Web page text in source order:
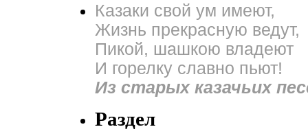
Казаки свой ум имеют,
Жизнь прекрасную ведут,
Пикой, шашкою владеют
И горелку славно пьют!
Из старых казачьих
Раздел